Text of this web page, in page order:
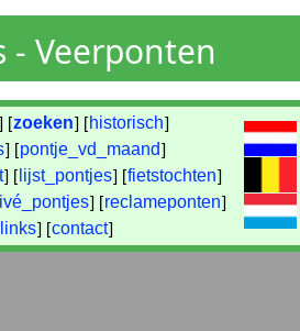
- Veerponten
] [zoeken] [ historisch]
] [pontje_vd_maand]
] [ lijst_pontjes] [fietstochten]
] [reclameponten]
links] [contact]